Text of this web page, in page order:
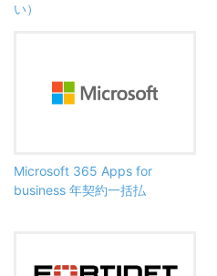
い）
Microsoft 365 Apps for
business 年契約一括払